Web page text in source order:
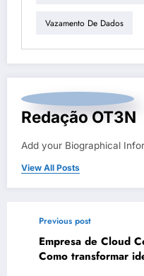
Vazamento De Dados
Redação OT3N
Add your Biographical
View All Posts
Previous post
Empresa de Cloud
Como transformar